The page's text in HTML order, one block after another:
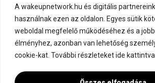
A wakeupnetwork.hu és digitális
használnak ezen az oldalon. Egyes sütik
weboldal megfelelő működéséhez és a
élményhez, azonban van lehetőség
cookie-kat. További részleteket ide
Kapcsolódj a WakeUp-hoz!
Dokumentáció